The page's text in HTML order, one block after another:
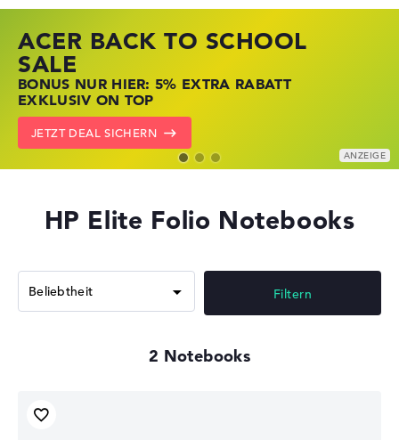
ACER BACK TO SCHOOL
SALE
BONUS NUR HIER: 5% EXTRA RABATT
EXKLUSIV ON TOP
JETZT DEAL SICHERN
HP STORE SSV DEALS
JETZT ZUGREIFEN: NOTEBOOKS BEI HP
KRÄFTIG REDUZIERT
ZU DEN HP ANGEBOTEN
LENOVO LAPTOP DEALS
NOTEBOOKS BEI LENOVO JETZT
KRÄFTIG REDUZIERT
LENOVO DEALS ZEIGEN
HP Elite Folio Notebooks
2
Filtern